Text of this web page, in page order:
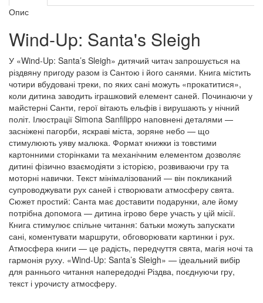
Опис
Wind-Up: Santa's Sleigh
У «Wind-Up: Santa’s Sleigh» дитячий читач запрошується на
різдвяну пригоду разом із Сантою і його санями. Книга містить
чотири вбудовані треки, по яких сані можуть «прокатитися»,
коли дитина заводить іграшковий елемент саней. Починаючи у
майстерні Санти, герої вітають ельфів і вирушають у нічний
політ. Ілюстрації Simona Sanfilippo наповнені деталями —
засніжені пагорби, яскраві міста, зоряне небо — що
стимулюють уяву малюка. Формат книжки із товстими
картонними сторінками та механічним елементом дозволяє
дитині фізично взаємодіяти з історією, розвиваючи гру та
моторні навички. Текст мінімалізований — він покликаний
супроводжувати рух саней і створювати атмосферу свята.
Сюжет простий: Санта має доставити подарунки, але йому
потрібна допомога — дитина ігрово бере участь у цій місії.
Книга стимулює спільне читання: батьки можуть запускати
сані, коментувати маршрути, обговорювати картинки і рух.
Атмосфера книги — це радість, передчуття свята, магія ночі та
гармонія руху. «Wind-Up: Santa’s Sleigh» — ідеальний вибір
для раннього читання напередодні Різдва, поєднуючи гру,
текст і урочисту атмосферу.